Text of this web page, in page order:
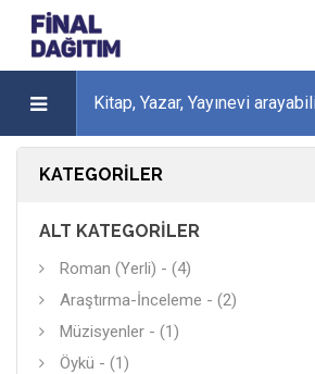
KATEGORILER
ALT KATEGORILER
Roman (Yerli) - (4)
Araştırma-İnceleme - (2)
Müzisyenler - (1)
Öykü - (1)